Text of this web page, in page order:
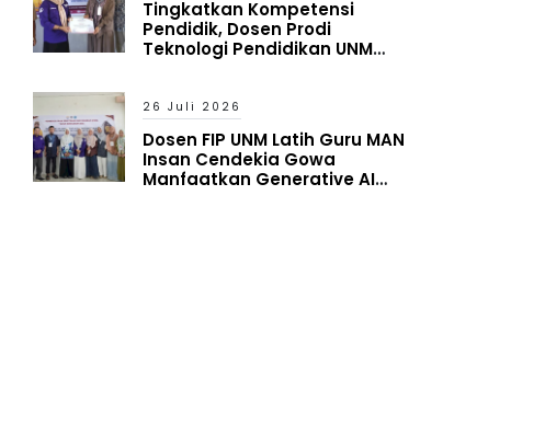
Tingkatkan Kompetensi
Pendidik, Dosen Prodi
Teknologi Pendidikan UNM
AI
26 Juli 2026
Dosen FIP UNM Latih Guru MAN
Insan Cendekia Gowa
Manfaatkan Generative AI